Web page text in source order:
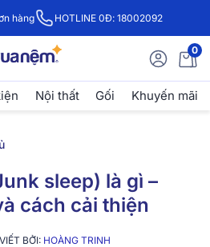
hàng HOTLINE 0Đ: 18002092
0
Nội thất Gối Khuyến mãi
sleep) là gì –
cách cải thiện
BỞI: HOÀNG TRINH